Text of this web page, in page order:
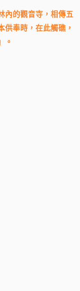
內的觀音寺，相傳五
供奉時，在此觸礁，
。